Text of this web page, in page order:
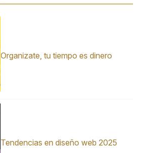
Organizate, tu tiempo es dinero
Tendencias en diseño web 2025